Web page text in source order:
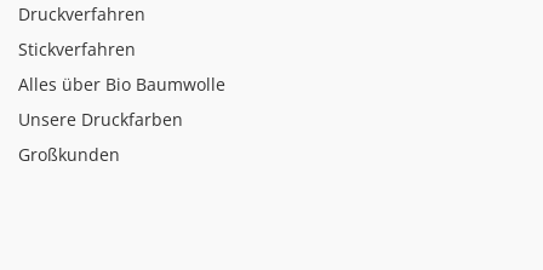
Druckverfahren
Stickverfahren
Alles über Bio Baumwolle
Unsere Druckfarben
Großkunden